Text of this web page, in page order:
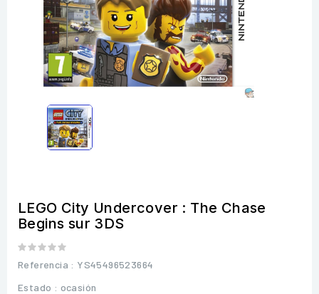
LEGO City Undercover : The Chase
Begins sur 3DS
Referencia : YS45496523664
Estado : ocasión